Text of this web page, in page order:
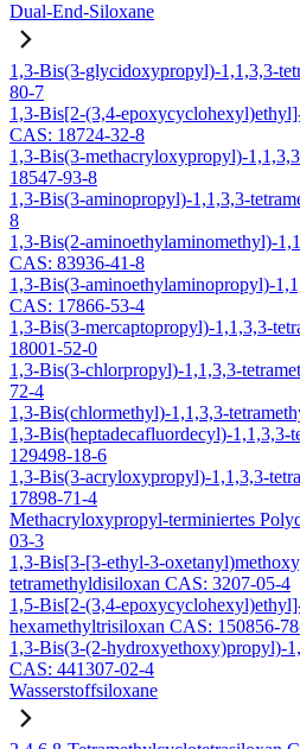
Dual-End-Siloxane
1,3-Bis(3-glycidoxypropyl)-1,1,3,3-
80-7
1,3-Bis[2-(3,4-
CAS: 18724-32-8
1,3-Bis(3-methacryloxypropyl)-
18547-93-8
1,3-Bis(3-aminopropyl)-1,1,3,3-
8
1,3-Bis(2-aminoethylaminomethyl)-
CAS: 83936-41-8
1,3-Bis(3-aminoethylaminopropyl)-
CAS: 17866-53-4
1,3-Bis(3-mercaptopropyl)-1,1,3,3-
18001-52-0
1,3-Bis(3-chlorpropyl)-1,1,3,3-
72-4
1,3-Bis(chlormethyl)-1,1,3,3-
1,3-Bis(heptadecafluordecyl)-1,1,3,3-
129498-18-6
1,3-Bis(3-acryloxypropyl)-1,1,3,3-
17898-71-4
Methacryloxypropyl-terminiertes
03-3
1,3-Bis[3-[3-ethyl-3-
tetramethyldisiloxan CAS: 3207-05-4
1,5-Bis[2-(3,4-
hexamethyltrisiloxan CAS: 150856-
1,3-Bis(3-(2-hydroxyethoxy)propyl)-
CAS: 441307-02-4
Wasserstoffsiloxane